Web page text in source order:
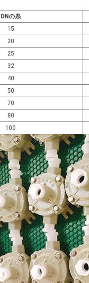
DNの糸
15
20
25
32
40
50
70
80
100